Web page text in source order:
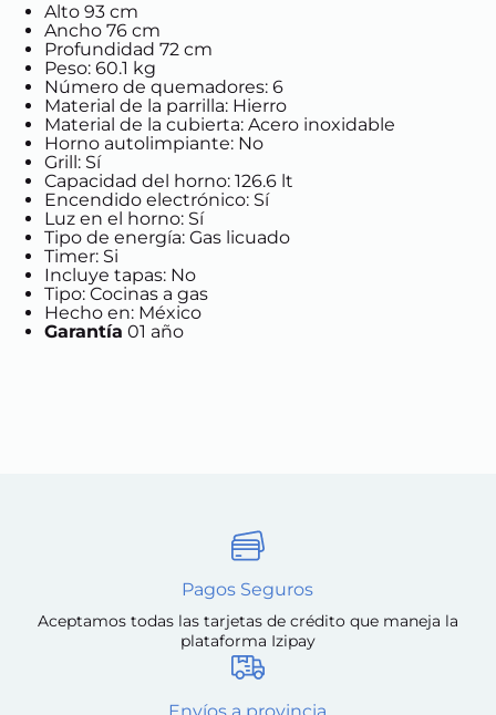
Alto 93 cm
Ancho 76 cm
Profundidad 72 cm
Peso: 60.1 kg
Número de quemadores: 6
Material de la parrilla: Hierro
Material de la cubierta: Acero inoxidable
Horno autolimpiante: No
Grill: Sí
Capacidad del horno: 126.6 lt
Encendido electrónico: Sí
Luz en el horno: Sí
Tipo de energía: Gas licuado
Timer: Si
Incluye tapas: No
Tipo: Cocinas a gas
Hecho en: México
Garantía 01 año
Pagos Seguros
Aceptamos todas las tarjetas de crédito que maneja la
plataforma Izipay